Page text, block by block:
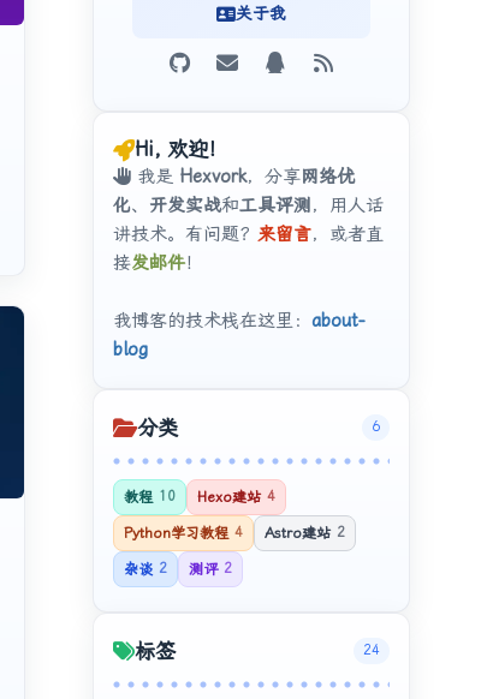
关于我
Hi, 欢迎！
我是 Hexvork，分享网络优
化、 开发实战和工具评测 ，用人话
讲技术。有问题？ 来留言，或者直
接发邮件！
我博客的技术栈在这里： about-
blog
分类 6
教程 10 Hexo建站 4
Python学习教程 4 Astro建站 2
杂谈 2 测评 2
标签 24